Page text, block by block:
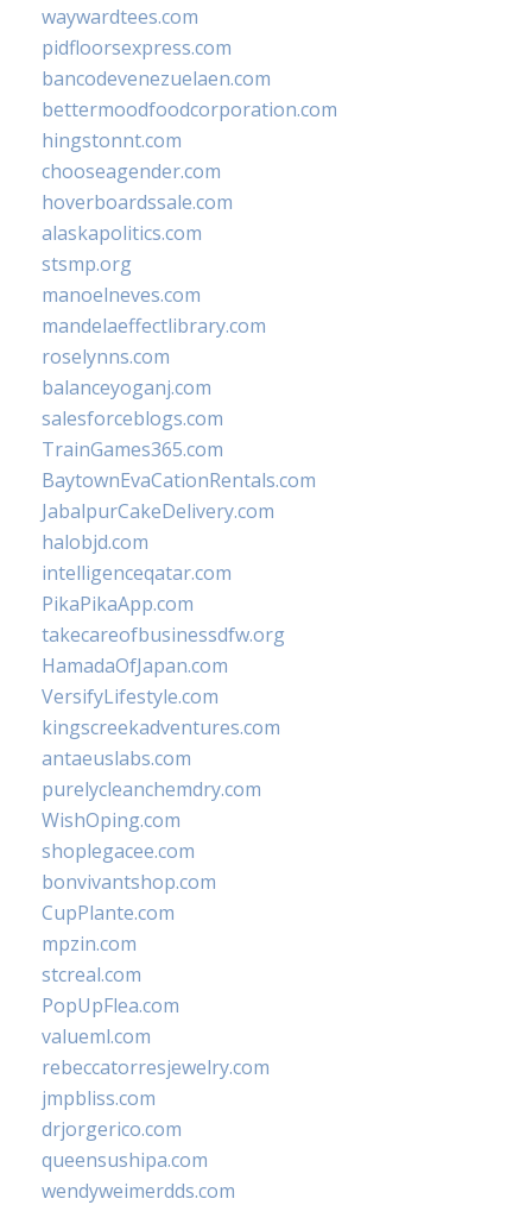
waywardtees.com
pidfloorsexpress.com
bancodevenezuelaen.com
bettermoodfoodcorporation.com
hingstonnt.com
chooseagender.com
hoverboardssale.com
alaskapolitics.com
stsmp.org
manoelneves.com
mandelaeffectlibrary.com
roselynns.com
balanceyoganj.com
salesforceblogs.com
TrainGames365.com
BaytownEvaCationRentals.com
JabalpurCakeDelivery.com
halobjd.com
intelligenceqatar.com
PikaPikaApp.com
takecareofbusinessdfw.org
HamadaOfJapan.com
VersifyLifestyle.com
kingscreekadventures.com
antaeuslabs.com
purelycleanchemdry.com
WishOping.com
shoplegacee.com
bonvivantshop.com
CupPlante.com
mpzin.com
stcreal.com
PopUpFlea.com
valueml.com
rebeccatorresjewelry.com
jmpbliss.com
drjorgerico.com
queensushipa.com
wendyweimerdds.com